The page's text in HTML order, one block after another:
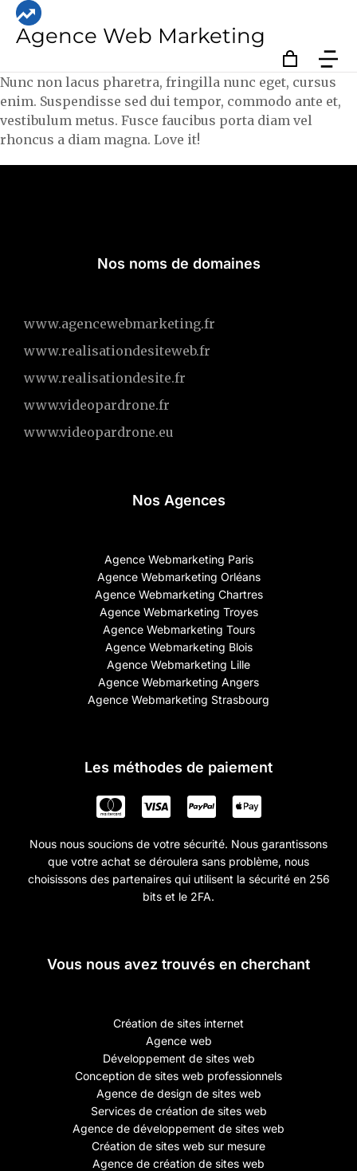
Agence Web Marketing
Nunc non lacus pharetra, fringilla nunc eget, cursus
enim. Suspendisse sed dui tempor, commodo ante et,
vestibulum metus. Fusce faucibus porta diam vel
rhoncus a diam magna. Love it!
Nos noms de domaines
www.agencewebmarketing.fr
www.realisationdesiteweb.fr
www.realisationdesite.fr
www.videopardrone.fr
www.videopardrone.eu
Nos Agences
Agence Webmarketing Paris
Agence Webmarketing Orléans
Agence Webmarketing Chartres
Agence Webmarketing Troyes
Agence Webmarketing Tours
Agence Webmarketing Blois
Agence Webmarketing Lille
Agence Webmarketing Angers
Agence Webmarketing Strasbourg
Les méthodes de paiement
Nous nous soucions de votre sécurité. Nous garantissons
que votre achat se déroulera sans problème, nous
choisissons des partenaires qui utilisent la sécurité en 256
bits et le 2FA.
Vous nous avez trouvés en cherchant
Création de sites internet
Agence web
Développement de sites web
Conception de sites web professionnels
Agence de design de sites web
Services de création de sites web
Agence de développement de sites web
Création de sites web sur mesure
Agence de création de sites web